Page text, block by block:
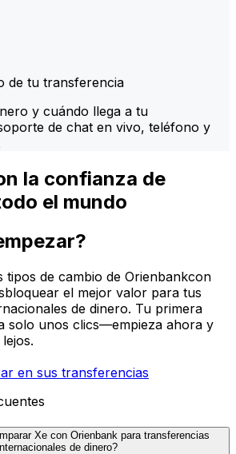
de tu transferencia
y cuándo llega a tu
de chat en vivo, teléfono y
la confianza de
el mundo
tipos de cambio de Orienbankcon
el mejor valor para tus
de dinero. Tu primera
solo unos clics—empieza ahora y
en sus transferencias
Xe con Orienbank para transferencias
de dinero?